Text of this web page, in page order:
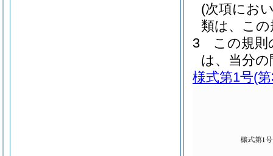
(次項にお
類は、こ
3
この規
は、当分
様式第1号(